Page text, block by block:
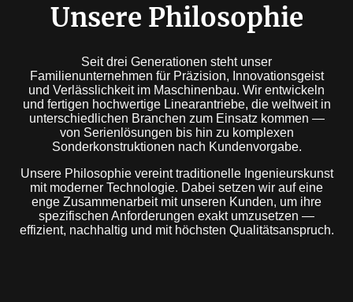
Unsere Philosophie
Seit drei Generationen steht unser
Familienunternehmen für Präzision, Innovationsgeist
und Verlässlichkeit im Maschinenbau. Wir entwickeln
und fertigen hochwertige Linearantriebe, die weltweit in
unterschiedlichen Branchen zum Einsatz kommen —
von Serienlösungen bis hin zu komplexen
Sonderkonstruktionen nach Kundenvorgabe.
Unsere Philosophie vereint traditionelle Ingenieurskunst
mit moderner Technologie. Dabei setzen wir auf eine
enge Zusammenarbeit mit unseren Kunden, um ihre
spezifischen Anforderungen exakt umzusetzen —
effizient, nachhaltig und mit höchsten Qualitätsanspruch.